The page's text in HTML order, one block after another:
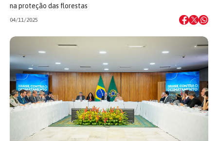
na proteção das florestas
04/11/2025